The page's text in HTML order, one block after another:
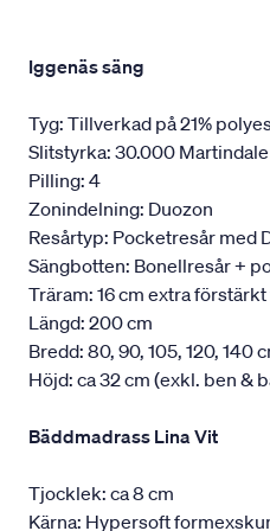
Iggenäs säng
Tyg: Tillverkad på 21%
Slitstyrka: 30.000 Martindale
Pilling: 4
Zonindelning: Duozon
Resårtyp: Pocketresår med
Sängbotten: Bonellresår +
Träram: 16 cm extra
Längd: 200 cm
Bredd: 80, 90, 105, 120, 140
Höjd: ca 32 cm (exkl. ben &
Bäddmadrass Lina Vit
Tjocklek: ca 8 cm
Kärna: Hypersoft